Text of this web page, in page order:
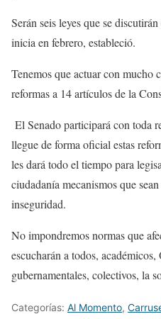
Serán seis leyes que se
inicia en febrero, estableció.
Tenemos que actuar con mucho
reformas a 14 artículos de la
El Senado participará con toda
llegue de forma oficial estas
les dará todo el tiempo para
ciudadanía mecanismos que
inseguridad.
No impondremos normas que
escucharán a todos,
gubernamentales, colectivos, la
Categorías: Al Momento,